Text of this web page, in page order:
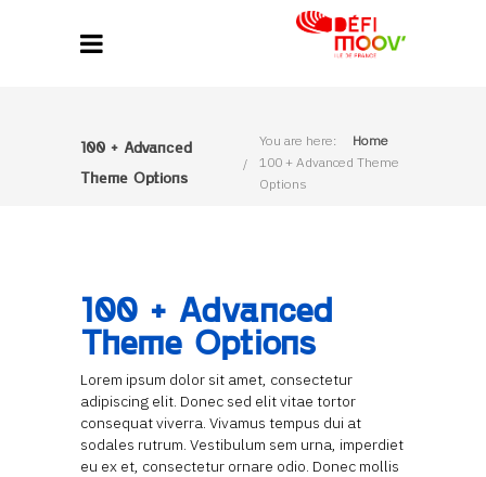
100 + Advanced
Theme Options
You are here:
Home
100 + Advanced Theme
Options
100 + Advanced
Theme Options
Lorem ipsum dolor sit amet, consectetur
adipiscing elit. Donec sed elit vitae tortor
consequat viverra. Vivamus tempus dui at
sodales rutrum. Vestibulum sem urna, imperdiet
eu ex et, consectetur ornare odio. Donec mollis